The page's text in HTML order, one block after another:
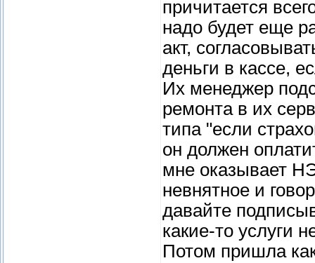
причитается
надо будет еще
акт,
деньги в кассе,
Их менеджер
ремонта в их
типа "если
он должен
мне оказывает
невнятное и
давайте
какие-то услуги
Потом пришла